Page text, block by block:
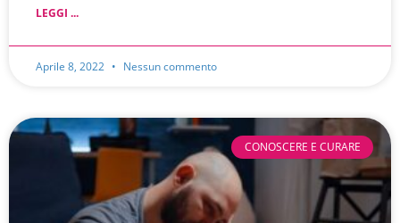
LEGGI ...
Aprile 8, 2022 Nessun commento
CONOSCERE E CURARE